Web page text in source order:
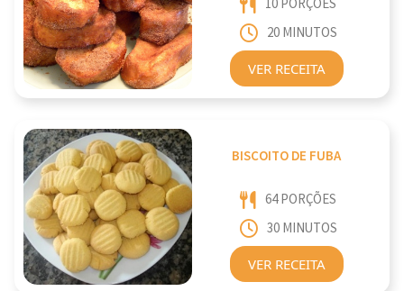
10 PORÇÕES
20 MINUTOS
VER RECEITA
BISCOITO DE FUBA
64 PORÇÕES
30 MINUTOS
VER RECEITA